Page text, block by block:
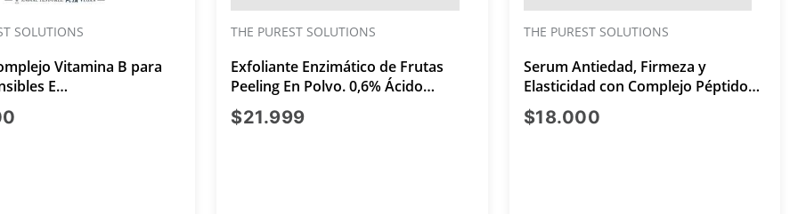
SOLUTIONS
Vitamina B para
E
30ml
THE PUREST SOLUTIONS
Exfoliante Enzimático de Frutas
Peeling En Polvo. 0,6% Ácido
Azelaico y 0,6% Ácido Málico 55gr
$21.999precio actual $21.999
THE PUREST SOLUTIONS
Serum Antiedad, Firmeza y
Elasticidad con Complejo Péptidos
al 2% 30ml
$18.000